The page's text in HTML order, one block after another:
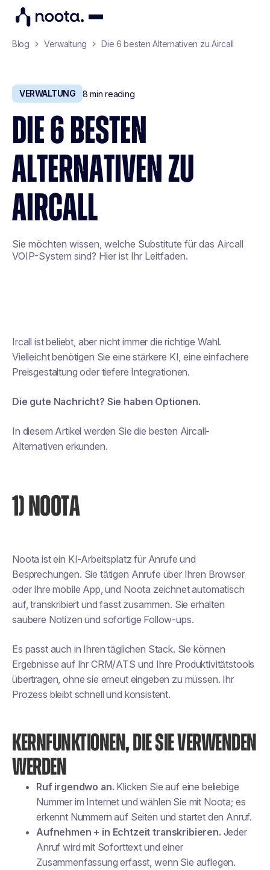
Blog Verwaltung Die 6 besten Alternativen zu Aircall
VERWALTUNG 8 min reading
DIE 6 BESTEN
ALTERNATIVEN ZU
AIRCALL
Sie möchten wissen, welche Substitute für das Aircall
VOIP-System sind? Hier ist Ihr Leitfaden.
Ircall ist beliebt, aber nicht immer die richtige Wahl.
Vielleicht benötigen Sie eine stärkere KI, eine einfachere
Preisgestaltung oder tiefere Integrationen.
Die gute Nachricht? Sie haben Optionen.
In diesem Artikel werden Sie die besten Aircall-
Alternativen erkunden.
1) NOOTA
Noota ist ein KI-Arbeitsplatz für Anrufe und
Besprechungen. Sie tätigen Anrufe über Ihren Browser
oder Ihre mobile App, und Noota zeichnet automatisch
auf, transkribiert und fasst zusammen. Sie erhalten
saubere Notizen und sofortige Follow-ups.
Es passt auch in Ihren täglichen Stack. Sie können
Ergebnisse auf Ihr CRM/ATS und Ihre Produktivitätstools
übertragen, ohne sie erneut eingeben zu müssen. Ihr
Prozess bleibt schnell und konsistent.
KERNFUNKTIONEN, DIE SIE VERWENDEN
WERDEN
Ruf irgendwo an. Klicken Sie auf eine beliebige
Nummer im Internet und wählen Sie mit Noota; es
erkennt Nummern auf Seiten und startet den Anruf.
Aufnehmen + in Echtzeit transkribieren. Jeder
Anruf wird mit Soforttext und einer
Zusammenfassung erfasst, wenn Sie auflegen.